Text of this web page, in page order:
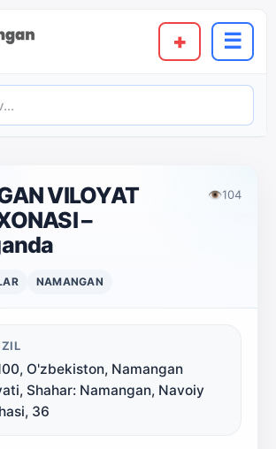
+ ☰
VILOYAT
–
👁104
NAMANGAN
O'zbekiston, Namangan
Shahar: Namangan, Navoiy
36